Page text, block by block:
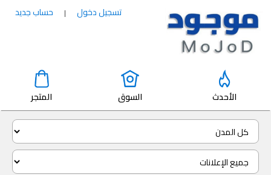
تسجيل دخول | حساب جديد
الأحدث السوق المتجر